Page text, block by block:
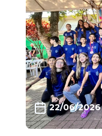
22/06/2026